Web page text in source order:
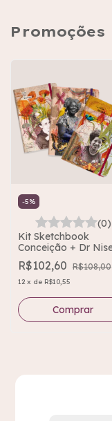
Promoções
-5%
(0)
Kit Sketchbook
Conceição + Dr
da Silveira + Lélia
Gonzalez
R$102,60 R$108,00
12 x de R$10,55